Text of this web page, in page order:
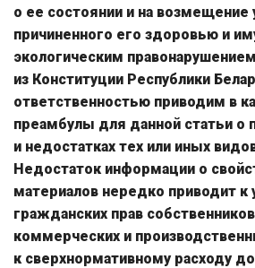
о ее состоянии и на возмещение
причиненного его здоровью и
экологическим
из Конституции Республики
ответственностью приводим в
преамбулы для данной статьи о
и недостатках тех или иных
Недостаток информации о
материалов нередко приводит
гражданских прав
коммерческих и
к сверхнормативному расходу